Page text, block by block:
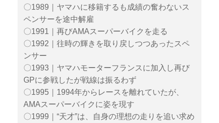
〇1989｜ヤマハに移籍するも成績の奮わないス
ペンサーを途中解雇
〇1991｜再びAMAスーパーバイクを走る
〇1992｜往時の輝きを取り戻しつつあったスペ
ンサー
〇1993｜ヤマハモーターフランスに加入し再び
GPに参戦したが戦線は振るわず
〇1995｜1994年からレースを離れていたが、
AMAスーパーバイクに姿を現す
〇1999｜“天才”は、自身の理想の走りを追い求め